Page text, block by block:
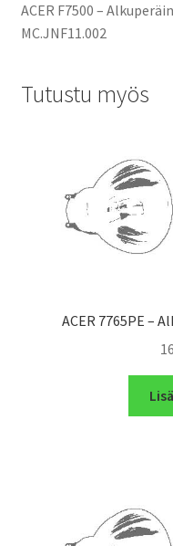
ACER F7500 –
MC.JNF11.002
Tutustu myös
ACER 7765PE –